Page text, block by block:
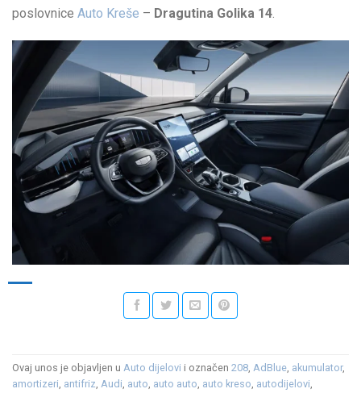
poslovnice Auto Kreše – Dragutina Golika 14.
Ovaj unos je objavljen u Auto dijelovi i označen 208, AdBlue, akumulator,
amortizeri, antifriz, Audi, auto, auto auto, auto kreso, autodijelovi,